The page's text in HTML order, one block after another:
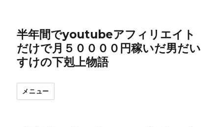
半年間でyoutubeアフィリエイト
だけで月５００００円稼いだ男だい
すけの下剋上物語
メニュー